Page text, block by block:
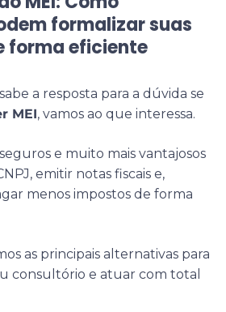
formalizar suas
forma eficiente
a resposta para a dúvida se
MEI, vamos ao que interessa.
e muito mais vantajosos
emitir notas fiscais e,
menos impostos de forma
as principais alternativas para
consultório e atuar com total